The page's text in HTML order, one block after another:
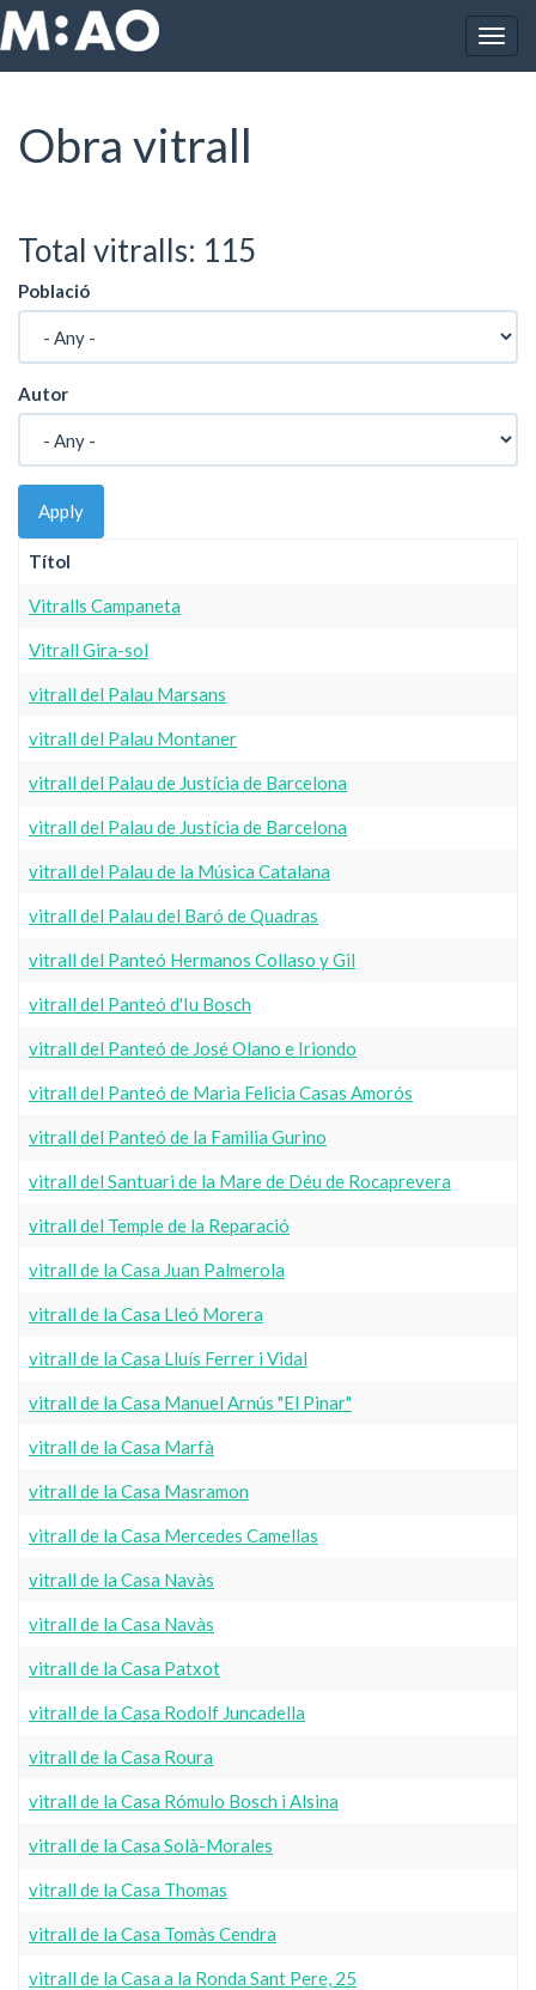
Vés al contingut
Inici Obres
Obra vitrall
Total vitralls: 115
Població
Autor
Apply
Títol
Vitralls Campaneta
Vitrall Gira-sol
vitrall del Palau Marsans
vitrall del Palau Montaner
vitrall del Palau de Justícia de Barcelona
vitrall del Palau de Justícia de Barcelona
vitrall del Palau de la Música Catalana
vitrall del Palau del Baró de Quadras
vitrall del Panteó Hermanos Collaso y Gil
vitrall del Panteó d'Iu Bosch
vitrall del Panteó de José Olano e Iriondo
vitrall del Panteó de Maria Felicia Casas Amorós
vitrall del Panteó de la Familia Gurino
vitrall del Santuari de la Mare de Déu de Rocaprevera
vitrall del Temple de la Reparació
vitrall de la Casa Juan Palmerola
vitrall de la Casa Lleó Morera
vitrall de la Casa Lluís Ferrer i Vidal
vitrall de la Casa Manuel Arnús "El Pinar"
vitrall de la Casa Marfà
vitrall de la Casa Masramon
vitrall de la Casa Mercedes Camellas
vitrall de la Casa Navàs
vitrall de la Casa Navàs
vitrall de la Casa Patxot
vitrall de la Casa Rodolf Juncadella
vitrall de la Casa Roura
vitrall de la Casa Rómulo Bosch i Alsina
vitrall de la Casa Solà-Morales
vitrall de la Casa Thomas
vitrall de la Casa Tomàs Cendra
vitrall de la Casa a la Ronda Sant Pere, 25